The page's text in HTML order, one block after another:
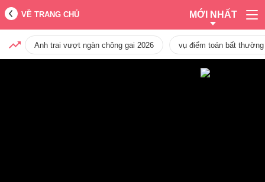
VỀ TRANG CHỦ MỚI NHẤT
Anh trai vượt ngàn chông gai 2026 vụ điểm toán bất